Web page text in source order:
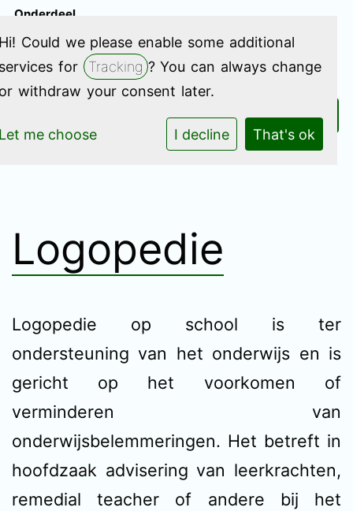
Onderdeel
van
Islamitisch
010-4716562 E-mailadres
Logopedie
Logopedie op school is ter
ondersteuning van het onderwijs en is
gericht op het voorkomen of
verminderen van
onderwijsbelemmeringen. Het betreft in
hoofdzaak advisering van leerkrachten,
remedial teacher of andere bij het
Could we please enable some additional
for
Tracking ? You can always change
withdraw your consent later.
me choose I decline That's ok